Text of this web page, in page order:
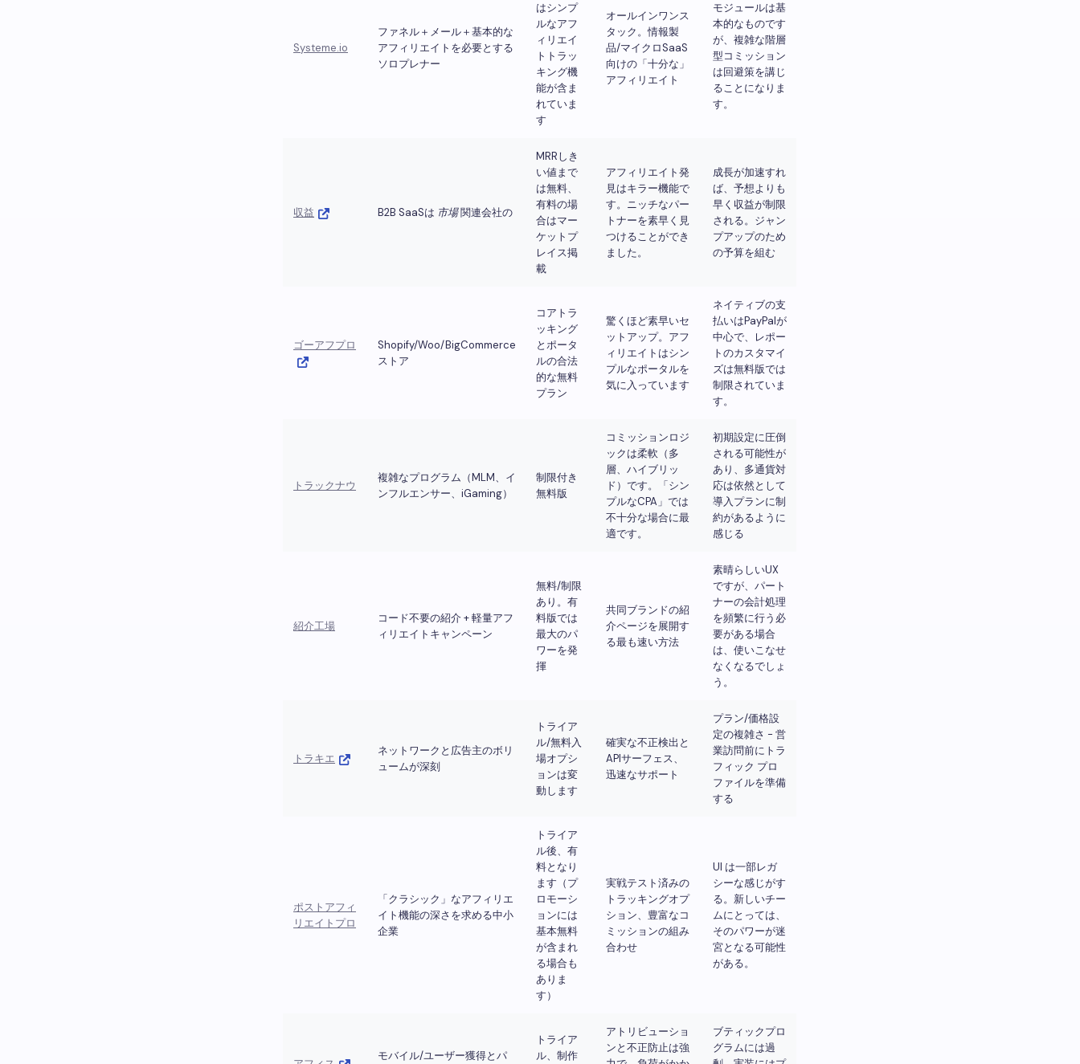
Systeme.io
ファネル＋メール＋基本的な
アフィリエイトを必要とする
ソロプレナー
はシンプ
ルなアフ
ィリエイ
トトラッ
キング機
能が含ま
れていま
す
オールインワンス
タック。情報製
品/マイクロSaaS
向けの「十分な」
アフィリエイト
モジュールは基
本的なものです
が、複雑な階層
型コミッション
は回避策を講じ
ることになりま
す。
収益 B2B SaaSは 市場関連会社の
MRRしき
い値まで
は無料、
有料の場
合はマー
ケットプ
レイス掲
載
アフィリエイト発
見はキラー機能で
す。ニッチなパー
トナーを素早く見
つけることができ
ました。
成長が加速すれ
ば、予想よりも
早く収益が制限
される。ジャン
プアップのため
の予算を組む
ゴーアフプロ
Shopify/Woo/BigCommerce
ストア
コアトラ
ッキング
とポータ
ルの合法
的な無料
プラン
驚くほど素早いセ
ットアップ。アフ
ィリエイトはシン
プルなポータルを
気に入っています
ネイティブの支
払いはPayPalが
中心で、レポー
トのカスタマイ
ズは無料版では
制限されていま
す。
トラックナウ
複雑なプログラム（MLM、イ
ンフルエンサー、iGaming）
制限付き
無料版
コミッションロジ
ックは柔軟（多
層、ハイブリッ
ド）です。「シン
プルなCPA」では
不十分な場合に最
適です。
初期設定に圧倒
される可能性が
あり、多通貨対
応は依然として
導入プランに制
約があるように
感じる
紹介工場
コード不要の紹介 + 軽量アフ
ィリエイトキャンペーン
無料/制限
あり。有
料版では
最大のパ
ワーを発
揮
共同ブランドの紹
介ページを展開す
る最も速い方法
素晴らしいUX
ですが、パート
ナーの会計処理
を頻繁に行う必
要がある場合
は、使いこなせ
なくなるでしょ
う。
トラキエ
ネットワークと広告主のボリ
ュームが深刻
トライア
ル/無料入
場オプシ
ョンは変
動します
確実な不正検出と
APIサーフェス、
迅速なサポート
プラン/価格設
定の複雑さ - 営
業訪問前にトラ
フィック プロ
ファイルを準備
する
ポストアフィ
リエイトプロ
「クラシック」なアフィリエ
イト機能の深さを求める中小
企業
トライア
ル後、有
料となり
ます（プ
ロモーシ
ョンには
基本無料
が含まれ
る場合も
ありま
す）
実戦テスト済みの
トラッキングオプ
ション、豊富なコ
ミッションの組み
合わせ
UI は一部レガ
シーな感じがす
る。新しいチー
ムにとっては、
そのパワーが迷
宮となる可能性
がある。
モバイル/ユーザー獲得とパ
トライア
ル、制作
アトリビューショ
ンと不正防止は強
ブティックプロ
グラムには過